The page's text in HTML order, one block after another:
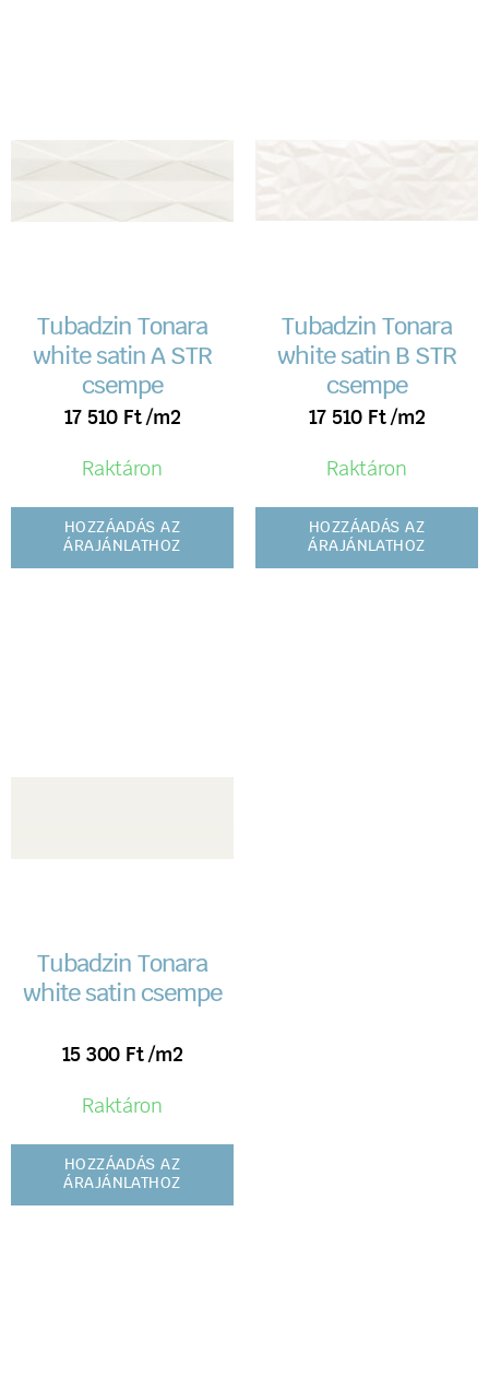
Tubadzin Tonara
white satin A STR
csempe
17 510 Ft /m2
Raktáron
HOZZÁADÁS AZ
ÁRAJÁNLATHOZ
Tubadzin Tonara
white satin B STR
csempe
17 510 Ft /m2
Raktáron
HOZZÁADÁS AZ
ÁRAJÁNLATHOZ
Tubadzin Tonara
white satin csempe
15 300 Ft /m2
Raktáron
HOZZÁADÁS AZ
ÁRAJÁNLATHOZ